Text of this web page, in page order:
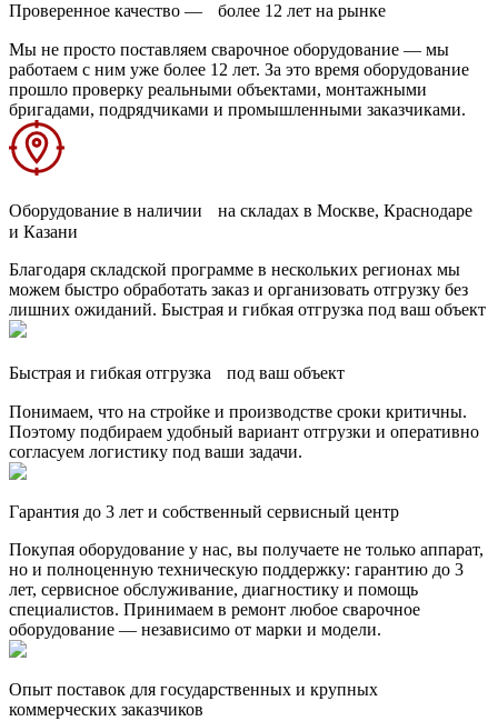
Проверенное качество — более 12 лет на рынке
Мы не просто поставляем сварочное оборудование — мы
работаем с ним уже более 12 лет. За это время оборудование
прошло проверку реальными объектами, монтажными
бригадами, подрядчиками и промышленными заказчиками.
Оборудование в наличии на складах в Москве, Краснодаре
и Казани
Благодаря складской программе в нескольких регионах мы
можем быстро обработать заказ и организовать отгрузку без
лишних ожиданий. Быстрая и гибкая отгрузка под ваш объект
Быстрая и гибкая отгрузка под ваш объект
Понимаем, что на стройке и производстве сроки критичны.
Поэтому подбираем удобный вариант отгрузки и оперативно
согласуем логистику под ваши задачи.
Гарантия до 3 лет и собственный сервисный центр
Покупая оборудование у нас, вы получаете не только аппарат,
но и полноценную техническую поддержку: гарантию до 3
лет, сервисное обслуживание, диагностику и помощь
специалистов. Принимаем в ремонт любое сварочное
оборудование — независимо от марки и модели.
Опыт поставок для государственных и крупных
коммерческих заказчиков